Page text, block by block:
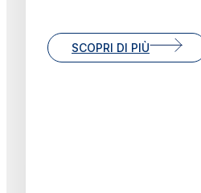
SCOPRI DI PIÙ